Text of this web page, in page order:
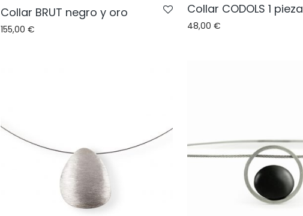
Collar BRUT negro y oro
155,00 €
Collar CODOLS 1 pieza
48,00 €